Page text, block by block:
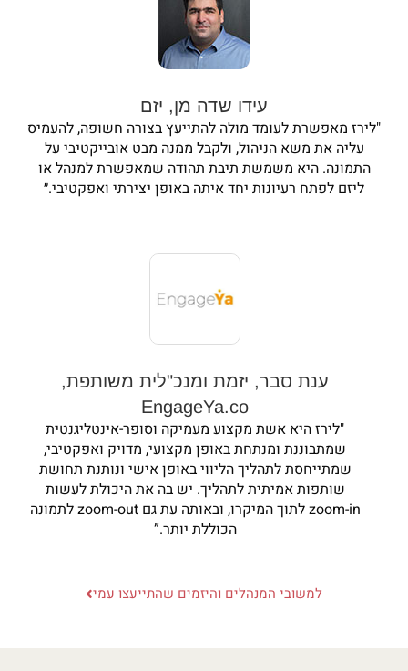
עידו שדה מן, יזם
"לירז מאפשרת לעומד מולה להתייעץ בצורה חשופה, להעמיס
עליה את משא הניהול, ולקבל ממנה מבט אובייקטיבי על
התמונה. היא משמשת תיבת תהודה שמאפשרת למנהל או
ליזם לפתח רעיונות יחד איתה באופן יצירתי ואפקטיבי.״
ענת סבר, יזמת ומנכ"לית משותפת,
EngageYa.co
"לירז היא אשת מקצוע מעמיקה וסופר-אינטליגנטית
שמתבוננת ומנתחת באופן מקצועי, מדויק ואפקטיבי,
שמתייחסת לתהליך הליווי באופן אישי ונותנת תחושת
שותפות אמיתית לתהליך. יש בה את היכולת לעשות
zoom-in לתוך המיקרו, ובאותה עת גם zoom-out לתמונה
הכוללת יותר.”
למשובי המנהלים והיזמים שהתייעצו עמי